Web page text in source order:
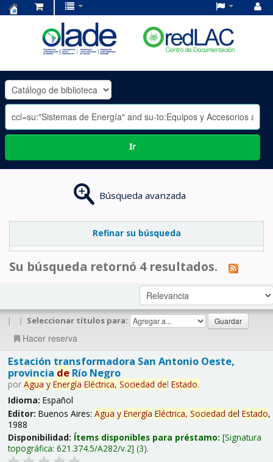
OLADE
-
Ir
Búsqueda avanzada
Refinar su búsqueda
Su búsqueda retornó 4 resultados.
| | Seleccionar títulos para:
Hacer reserva
Estación transformadora San Antonio Oeste,
provincia deRío Negro
por Agua y Energía Eléctrica, Sociedad del Estado.
Idioma: Español
Editor: Buenos Aires: Agua y Energía Eléctrica, Sociedad del Estado,
1988
Disponibilidad: Ítems disponibles para préstamo: Signatura
topográfica: 621.374.5/A282/v.2 (3).